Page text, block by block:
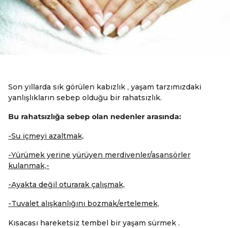
Son yıllarda sık görülen kabızlık , yaşam tarzımızdaki
yanlışlıkların sebep olduğu bir rahatsızlık.
Bu rahatsızlığa sebep olan nedenler arasında:
-Su içmeyi azaltmak,
-Yürümek yerine yürüyen merdivenler/asansörler
kulanmak,-
-Ayakta değil oturarak çalışmak,
-Tuvalet alışkanlığını bozmak/ertelemek,
Kısacası hareketsiz tembel bir yaşam sürmek .